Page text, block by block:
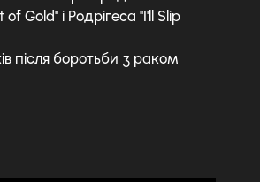
Gold" і Родрігеса "I'll Slip
після боротьби з раком